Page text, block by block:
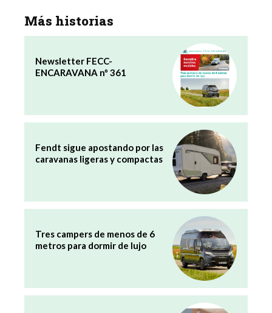
Más historias
Newsletter FECC-
ENCARAVANA nº 361
Fendt sigue apostando por las
caravanas ligeras y compactas
Tres campers de menos de 6
metros para dormir de lujo